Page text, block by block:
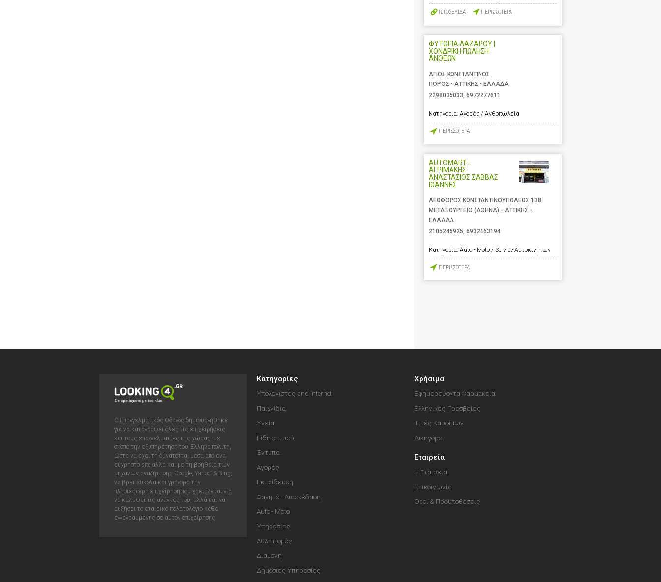
ΙΣΤΟΣΕΛΙΔΑ ΠΕΡΙΣΣΟΤΕΡΑ
ΦΥΤΩΡΙΑ ΛΑΖΑΡΟΥ |
ΧΟΝΔΡΙΚΗ ΠΩΛΗΣΗ
ΑΝΘΕΩΝ
ΑΓΙΟΣ ΚΩΝΣΤΑΝΤΙΝΟΣ
ΠΟΡΟΣ - ΑΤΤΙΚΗΣ - ΕΛΛΑΔΑ
2298035033 6972277611
Κατηγορία: Αγορές / Ανθοπωλεία
ΠΕΡΙΣΣΟΤΕΡΑ
AUTOMART -
ΑΓΡΙΜΑΚΗΣ
ΑΝΑΣΤΑΣΙΟΣ ΣΑΒΒΑΣ
ΙΩΑΝΝΗΣ
ΛΕΩΦΟΡΟΣ ΚΩΝΣΤΑΝΤΙΝΟΥΠΟΛΕΩΣ 138
ΜΕΤΑΞΟΥΡΓΕΙΟ (ΑΘΗΝΑ) - ΑΤΤΙΚΗΣ -
ΕΛΛΑΔΑ
2105245925, 6932463194
Κατηγορία: Auto - Moto / Service Αυτοκινήτων
ΠΕΡΙΣΣΟΤΕΡΑ
Ο Επαγγελματικός Οδηγός δημιουργήθηκε
για να καταγράψει όλες τις επιχειρήσεις
και τους επαγγελματίες της χώρας, με
σκοπό την εξυπηρέτηση του Έλληνα πολίτη,
ώστε να έχει τη δυνατόττα, μέσα από ένα
εύχρηστο site αλλά και με τη βοήθεια των
μηχανών αναζήτησης Google, Yahoo! & Bing,
να βρει έυκολα και γρήγορα την
πλησιέστερη επιχείρηση που χρειάζεται για
να καλύψει τις ανάγκες του, αλλά και να
αυξήσει το εταιρικό πελατολόγιο κάθε
εγγεγραμμένης σε αυτόν επιχείρησης.
Κατηγορίες
Υπολογιστές and Internet
Παιχνίδια
Υγεία
Είδη σπιτιού
Έντυπα
Αγορές
Εκπαίδευση
Φαγητό - Διασκέδαση
Auto - Moto
Υπηρεσίες
Αθλητισμός
Διαμονή
Δημόσιες Υπηρεσίες
Χρήσιμα
Εφημερεύοντα Φαρμακεία
Ελληνικές Πρεσβείες
Τιμές Καυσίμων
Δικηγόροι
Εταιρεία
Η Εταιρεία
Επικοινωνία
Όροι & Προϋποθέσεις